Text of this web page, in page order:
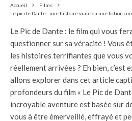
Accueil
Films
Le pic de Dante : une histoire vraie ou une fiction
Le Pic de Dante : le film qui vous
questionner sur sa véracité ! Vous
les histoires terrifiantes que vous
réellement arrivées ? Eh bien, c’est
allons explorer dans cet article
profondeurs du film « Le Pic de
incroyable aventure est basée sur
vous à être émerveillé, effrayé et